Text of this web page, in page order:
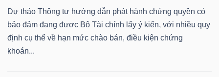
Dự thảo Thông tư hướng dẫn phát hành chứng quyền có
bảo đảm đang được Bộ Tài chính lấy ý kiến, với nhiều quy
định cụ thể về hạn mức chào bán, điều kiện chứng
khoán...
TIÊU
DÙNG
KHÔNG